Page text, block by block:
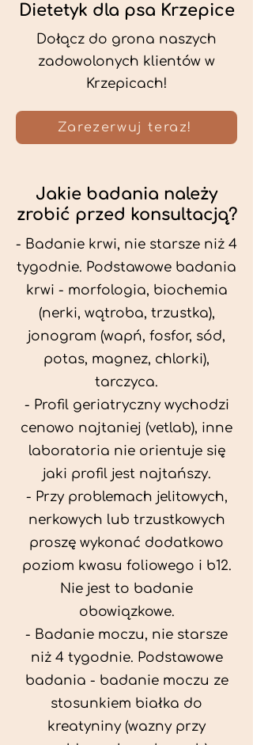
Dietetyk dla psa Krzepice
Dołącz do grona naszych
zadowolonych klientów w
Krzepicach!
Zarezerwuj teraz!
Jakie badania należy
zrobić przed konsultacją?
- Badanie krwi, nie starsze niż 4
tygodnie. Podstawowe badania
krwi - morfologia, biochemia
(nerki, wątroba, trzustka),
jonogram (wapń, fosfor, sód,
potas, magnez, chlorki),
tarczyca.
- Profil geriatryczny wychodzi
cenowo najtaniej (vetlab), inne
laboratoria nie orientuje się
jaki profil jest najtańszy.
- Przy problemach jelitowych,
nerkowych lub trzustkowych
proszę wykonać dodatkowo
poziom kwasu foliowego i b12.
Nie jest to badanie
obowiązkowe.
- Badanie moczu, nie starsze
niż 4 tygodnie. Podstawowe
badania - badanie moczu ze
stosunkiem białka do
kreatyniny (wazny przy